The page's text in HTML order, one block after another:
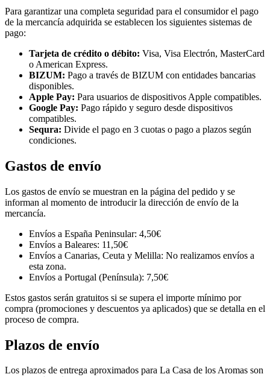
Para garantizar una completa seguridad para el consumidor el pago
de la mercancía adquirida se establecen los siguientes sistemas de
pago:
Tarjeta de crédito o débito: Visa, Visa Electrón, MasterCard
o American Express.
BIZUM: Pago a través de BIZUM con entidades bancarias
disponibles.
Apple Pay: Para usuarios de dispositivos Apple compatibles.
Google Pay: Pago rápido y seguro desde dispositivos
compatibles.
Sequra: Divide el pago en 3 cuotas o pago a plazos según
condiciones.
Gastos de envío
Los gastos de envío se muestran en la página del pedido y se
informan al momento de introducir la dirección de envío de la
mercancía.
Envíos a España Peninsular: 4,50€
Envíos a Baleares: 11,50€
Envíos a Canarias, Ceuta y Melilla: No realizamos envíos a
esta zona.
Envíos a Portugal (Península): 7,50€
Estos gastos serán gratuitos si se supera el importe mínimo por
compra (promociones y descuentos ya aplicados) que se detalla en el
proceso de compra.
Plazos de envío
Los plazos de entrega aproximados para La Casa de los Aromas son